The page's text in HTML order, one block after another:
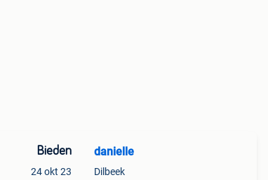
Bieden
24 okt 23
danielle
Dilbeek